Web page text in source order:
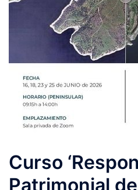
Curso
Patrimonial